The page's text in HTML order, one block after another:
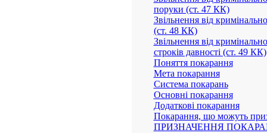
поруки (ст. 47 КК)
Звільнення від
(ст. 48 КК)
Звільнення від
строків давності (ст. 49 КК)
Поняття покарання
Мета покарання
Система покарань
Основні покарання
Додаткові покарання
Покарання, що можуть
ПРИЗНАЧЕННЯ